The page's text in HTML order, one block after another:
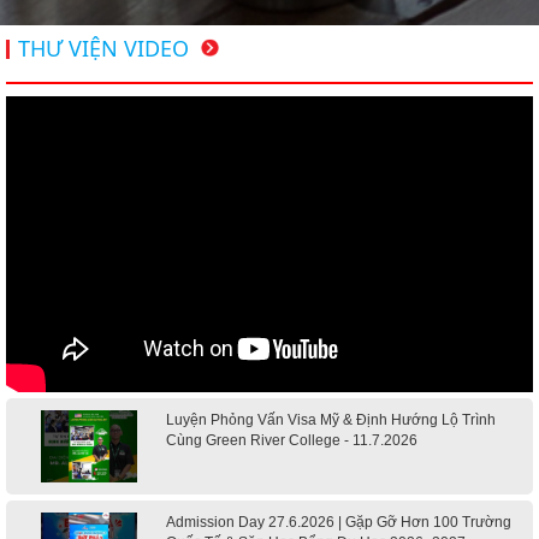
Đẳng Dallas College, Texas
THƯ VIỆN VIDEO
Luyện Phỏng Vấn Visa Mỹ & Định Hướng Lộ Trình
Cùng Green River College - 11.7.2026
Admission Day 27.6.2026 | Gặp Gỡ Hơn 100 Trường